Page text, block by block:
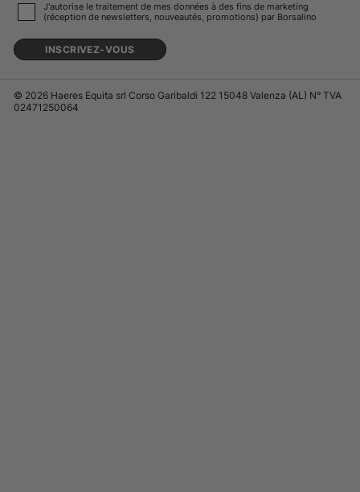
J'autorise le traitement de mes données à des fins de marketing
(réception de newsletters, nouveautés, promotions) par Borsalino
INSCRIVEZ-VOUS
© 2026 Haeres Equita srl Corso Garibaldi 122 15048 Valenza (AL) N° TVA
02471250064